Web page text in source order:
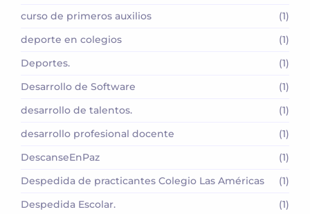
curso de primeros auxilios
(1)
deporte en colegios
(1)
Deportes.
(1)
Desarrollo de Software
(1)
desarrollo de talentos.
(1)
desarrollo profesional docente
(1)
DescanseEnPaz
(1)
Despedida de practicantes Colegio Las Américas
(1)
Despedida Escolar.
(1)